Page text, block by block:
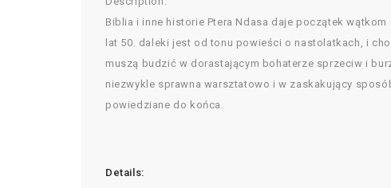
Biblia i inne historie Ptera Ndasa daje początek
lat 50. daleki jest od tonu powieści o nastolatkach, i
muszą budzić w dorastającym bohaterze sprzeciw i
niezwykle sprawna warsztatowo i w zaskakujący
powiedziane do końca.
Details: